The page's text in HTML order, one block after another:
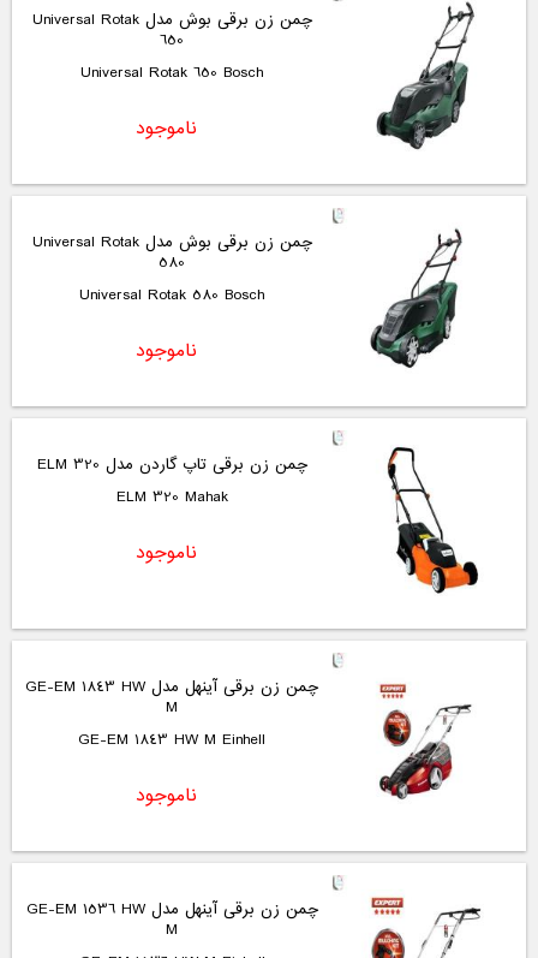
چمن زن برقی بوش مدل Universal Rotak
650
Universal Rotak 650 Bosch
ناموجود
چمن زن برقی بوش مدل Universal Rotak
580
Universal Rotak 580 Bosch
ناموجود
چمن زن برقی تاپ گاردن مدل ELM 320
ELM 320 Mahak
ناموجود
چمن زن برقی آینهل مدل GE-EM 1843 HW
M
GE-EM 1843 HW M Einhell
ناموجود
چمن زن برقی آینهل مدل GE-EM 1536 HW
M